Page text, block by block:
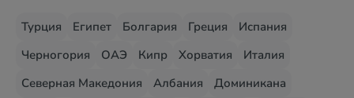
Турция Египет Болгария Греция
Испания
Черногория
ОАЭ Кипр Хорватия
Италия
Северная Македония
Албания
Доминикана